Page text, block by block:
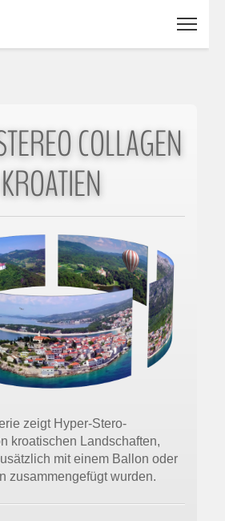
COLLAGEN
KROATIEN
zeigt Hyper-Stero-
kroatischen Landschaften,
mit einem Ballon oder
zusammengefügt wurden.